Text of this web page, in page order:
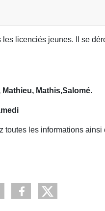
licenciés jeunes. Il se
Mathis,Salomé.
toutes les informations ainsi